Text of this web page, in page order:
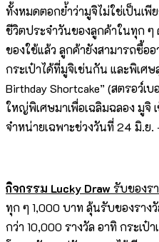
ทั้งหมดตอกย้ำว่ามูจิไม่ใช่เป็นเ
ชีวิตประจำวันของลูกค้าในทุก
ของใช้แล้ว ลูกค้ายังสามารถซื้
กระเป๋าได้ที่มูจิเช่นกัน และพิเศ
Birthday Shortcake” (สตรอว์เ
ใหญ่พิเศษมาเพื่อเฉลิมฉลอง มูจิ
จำหน่ายเฉพาะช่วงวันที่ 24 มิ.ย.
กิจกรรม Lucky Drawรับของร
ทุก ๆ 1,000 บาท ลุ้นรับของรา
กว่า 10,000 รางวัล อาทิ กระเ